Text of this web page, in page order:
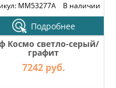
MM53277A
В наличии
Подробнее
Космо светло-серый/
графит
7242 руб.